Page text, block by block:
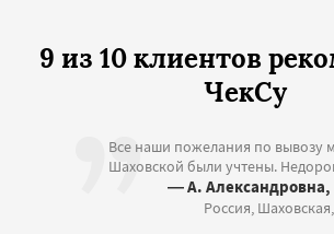
9 из 10 клиентов
ЧекСу
Все наши пожелания по вывозу
Шаховской были учтены.
— А. Александровна,
Россия,